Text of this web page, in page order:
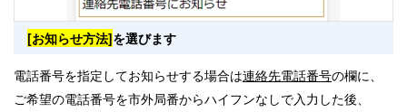
[お知らせ方法]を選びます
電話番号を指定してお知らせする場合は連絡先電話番号の欄に、
ご希望の電話番号を市外局番からハイフンなしで入力した後、